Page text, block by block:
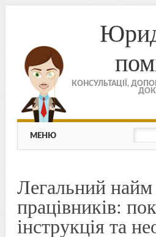
КОНСУЛЬТАЦІЇ,
МЕНЮ
Skip to content
МЕНЮ
Легальний найм
працівників:
інструкція та